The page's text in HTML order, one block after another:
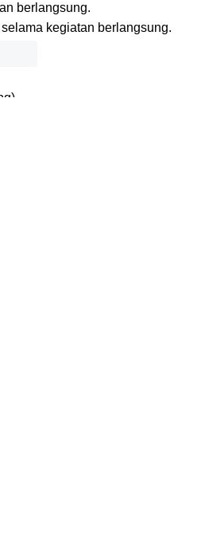
berlangsung.
kegiatan berlangsung.